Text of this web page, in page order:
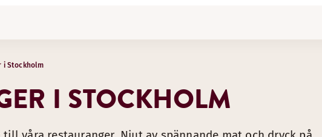
i Stockholm
I STOCKHOLM